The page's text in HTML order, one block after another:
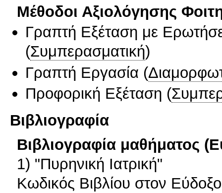
Μέθοδοι Αξιολόγησης
Γραπτή Εξέταση με
(Συμπερασματική)
Γραπτή Εργασία (
Προφορική Εξέταση (
Βιβλιογραφία
Βιβλιογραφία μαθήματος
1) "Πυρηνική Ιατρική"
Κωδικός Βιβλίου στον